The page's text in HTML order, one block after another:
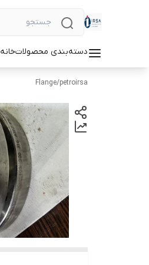
دسته‌بندی محصولاتخانه
petroirsa
/
Flange